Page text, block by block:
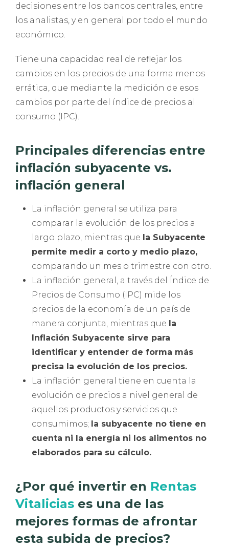
decisiones entre los bancos centrales, entre
los analistas, y en general por todo el mundo
económico.
Tiene una capacidad real de reflejar los
cambios en los precios de una forma menos
errática, que mediante la medición de esos
cambios por parte del índice de precios al
consumo (IPC).
Principales diferencias entre
inflación subyacente vs.
inflación general
La inflación general se utiliza para
comparar la evolución de los precios a
largo plazo, mientras que la Subyacente
permite medir a corto y medio plazo,
comparando un mes o trimestre con otro.
La inflación general, a través del Índice de
Precios de Consumo (IPC) mide los
precios de la economía de un país de
manera conjunta, mientras que la
Inflación Subyacente sirve para
identificar y entender de forma más
precisa la evolución de los precios.
La inflación general tiene en cuenta la
evolución de precios a nivel general de
aquellos productos y servicios que
consumimos; la subyacente no tiene en
cuenta ni la energía ni los alimentos no
elaborados para su cálculo.
¿Por qué invertir en Rentas
Vitalicias es una de las
mejores formas de afrontar
esta subida de precios?